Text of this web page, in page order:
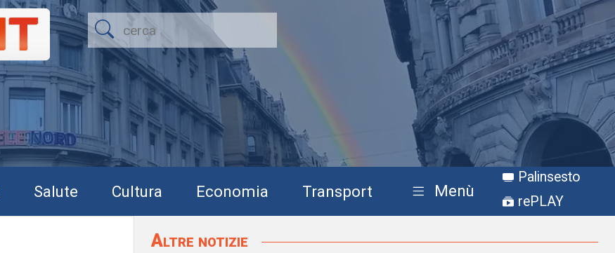
Salute Cultura Economia Transport Menù
Palinsesto
rePLAY
Altre notizie